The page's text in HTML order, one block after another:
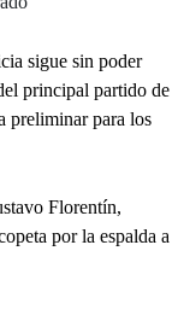
sigue sin poder
principal partido de
preliminar para los
Florentín,
por la espalda a